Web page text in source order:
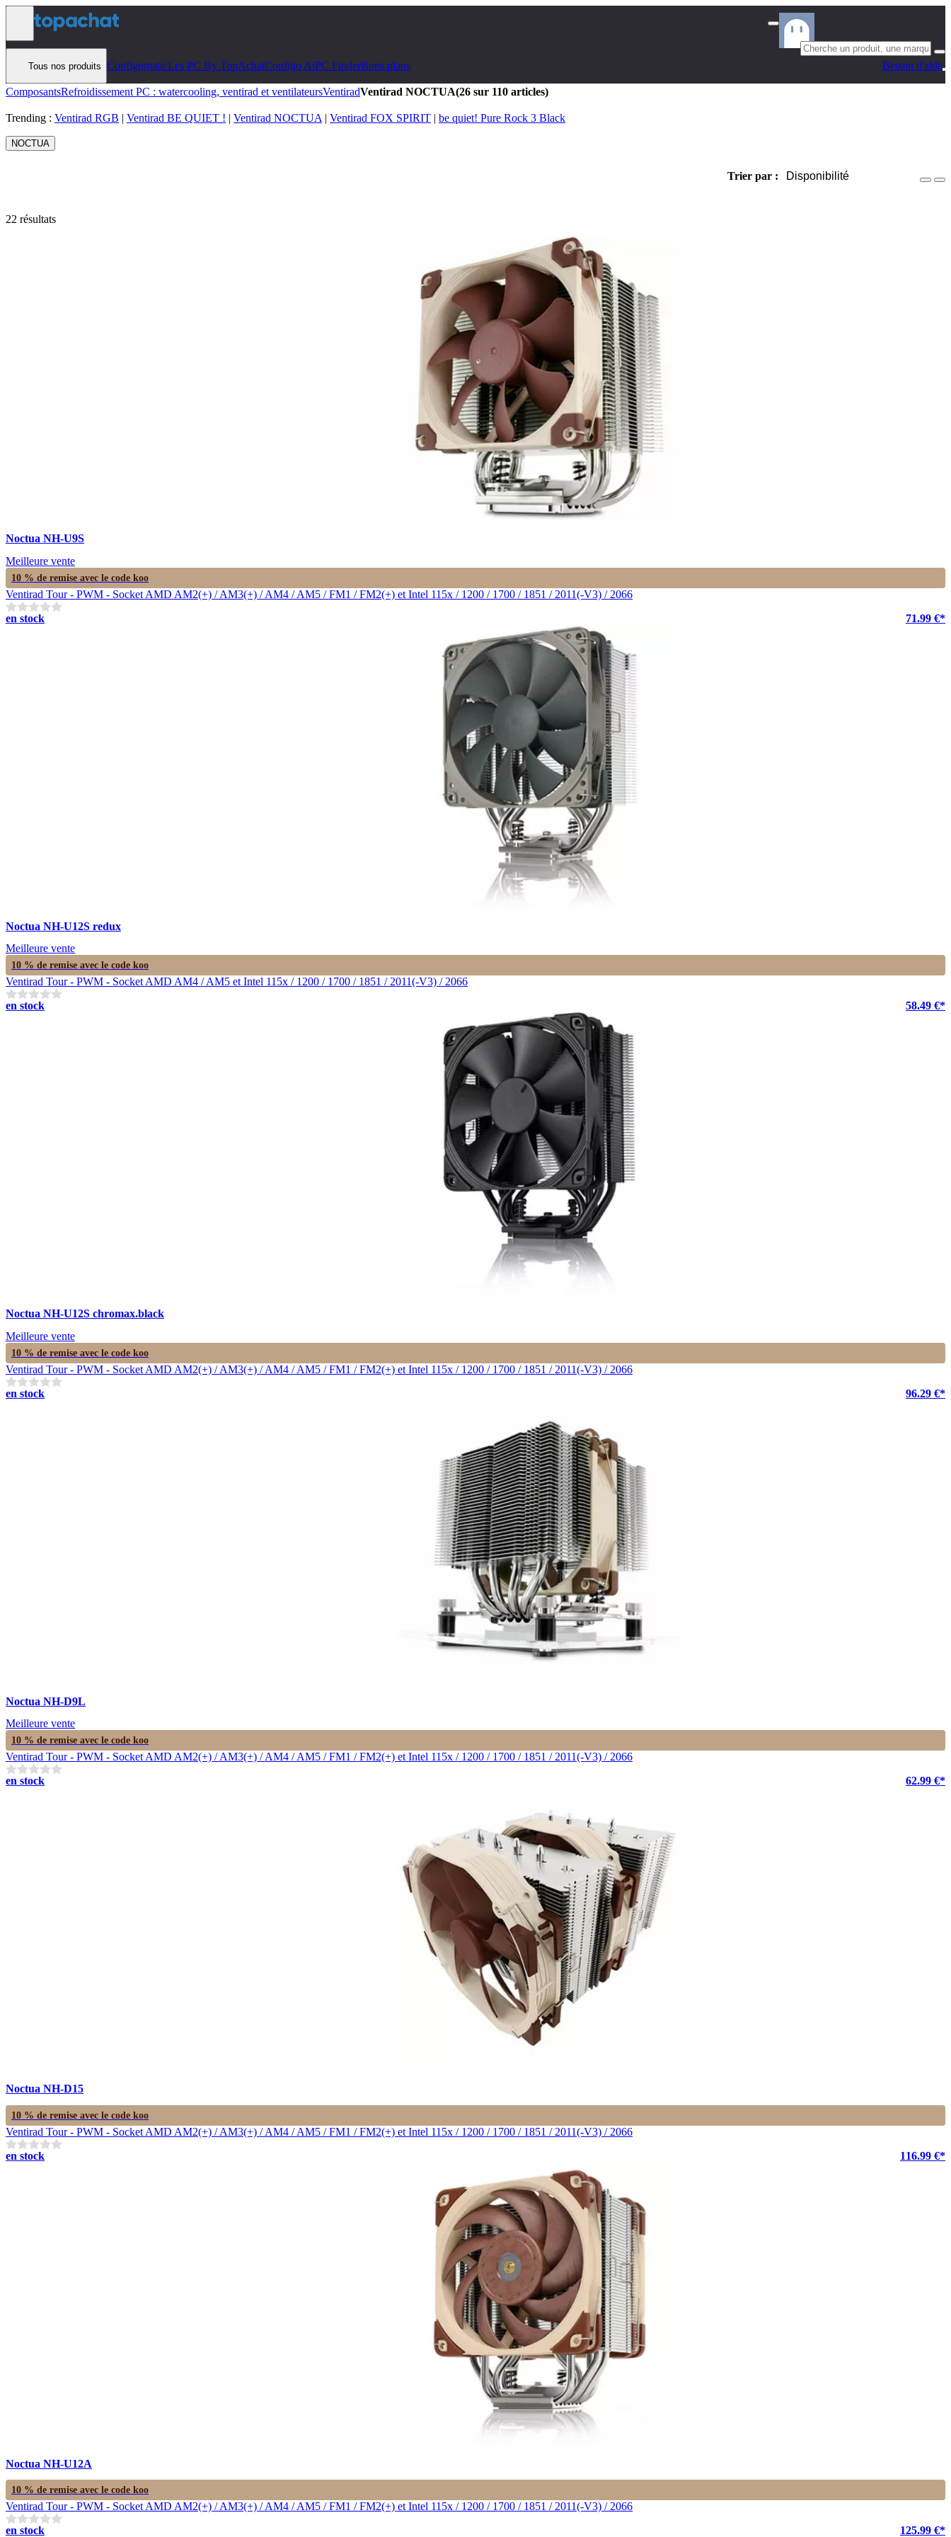
Aller au contenu
Tous nos produits ConfigomaticLes PC By TopAchatConfigo AiPC FinderBons plans Besoin d'aide
ComposantsRefroidissement PC : watercooling, ventirad et ventilateursVentiradVentirad NOCTUA(26 sur 110 articles)
Trending : Ventirad RGB | Ventirad BE QUIET ! | Ventirad NOCTUA | Ventirad FOX SPIRIT | be quiet! Pure Rock 3 Black
NOCTUA
Trier par : Disponibilité
22 résultats
Noctua NH-U9S
Meilleure vente
10 % de remise avec le code koo
Ventirad Tour - PWM - Socket AMD AM2(+) / AM3(+) / AM4 / AM5 / FM1 / FM2(+) et Intel 115x / 1200 / 1700 / 1851 / 2011(-V3) / 2066
en stock
71.99 €*
Noctua NH-U12S redux
Meilleure vente
10 % de remise avec le code koo
Ventirad Tour - PWM - Socket AMD AM4 / AM5 et Intel 115x / 1200 / 1700 / 1851 / 2011(-V3) / 2066
en stock
58.49 €*
Noctua NH-U12S chromax.black
Meilleure vente
10 % de remise avec le code koo
Ventirad Tour - PWM - Socket AMD AM2(+) / AM3(+) / AM4 / AM5 / FM1 / FM2(+) et Intel 115x / 1200 / 1700 / 1851 / 2011(-V3) / 2066
en stock
96.29 €*
Noctua NH-D9L
Meilleure vente
10 % de remise avec le code koo
Ventirad Tour - PWM - Socket AMD AM2(+) / AM3(+) / AM4 / AM5 / FM1 / FM2(+) et Intel 115x / 1200 / 1700 / 1851 / 2011(-V3) / 2066
en stock
62.99 €*
Noctua NH-D15
10 % de remise avec le code koo
Ventirad Tour - PWM - Socket AMD AM2(+) / AM3(+) / AM4 / AM5 / FM1 / FM2(+) et Intel 115x / 1200 / 1700 / 1851 / 2011(-V3) / 2066
en stock
116.99 €*
Noctua NH-U12A
10 % de remise avec le code koo
Ventirad Tour - PWM - Socket AMD AM2(+) / AM3(+) / AM4 / AM5 / FM1 / FM2(+) et Intel 115x / 1200 / 1700 / 1851 / 2011(-V3) / 2066
en stock
125.99 €*